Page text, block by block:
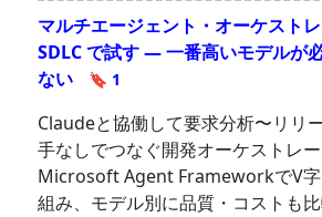
マルチエージェント・オーケスト
SDLC で試す — 一番高いモデルが
ない
🔖 1
Claudeと協働して要求分析〜リリ
手なしでつなぐ開発オーケストレー
Microsoft Agent FrameworkでV字
組み、モデル別に品質・コストも比